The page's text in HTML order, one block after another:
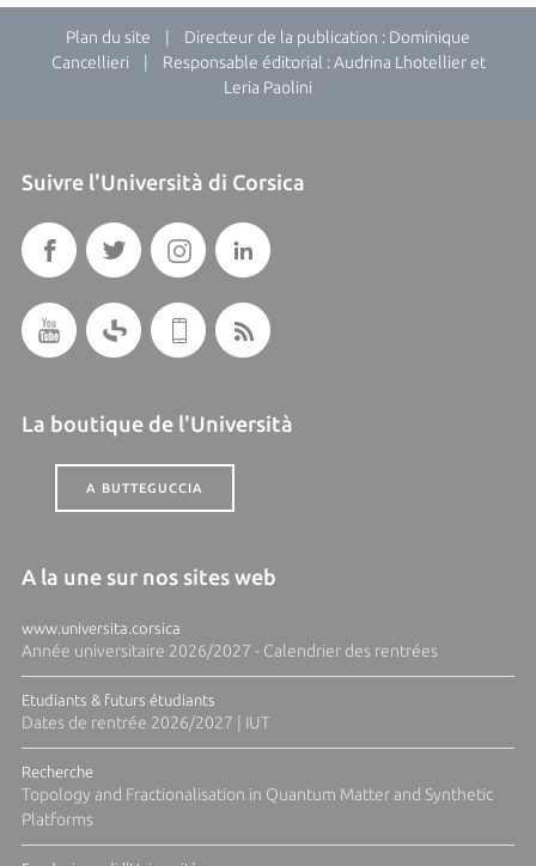
Plan du site | Directeur de la publication : Dominique
Cancellieri | Responsable éditorial : Audrina Lhotellier et
Leria Paolini
Suivre l'Università di Corsica
La boutique de l'Università
A BUTTEGUCCIA
A la une sur nos sites web
www.universita.corsica
Année universitaire 2026/2027 - Calendrier des rentrées
Etudiants & futurs étudiants
Dates de rentrée 2026/2027 | IUT
Recherche
Topology and Fractionalisation in Quantum Matter and Synthetic
Platforms